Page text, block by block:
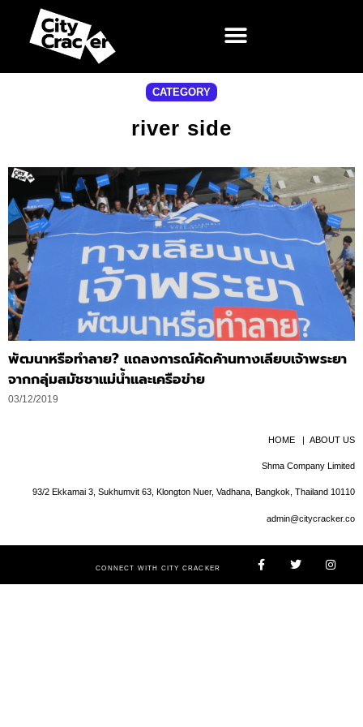
CATEGORY
river side
พัฒนาหรือทำลาย? แถลงการณ์คัดค้านทางเลียบเจ้าพระยา
จากกลุ่มสมัชชาแม่น้ำและเครือข่าย
03/12/2019
HOME | ABOUT US
Shma Company Limited
93/2 Ekkamai 3, Sukhumvit 63, Klongton Nuer, Vadhana, Bangkok, Thailand 10110
admin@citycracker.co
CONNECT WITH CITY CRACKER